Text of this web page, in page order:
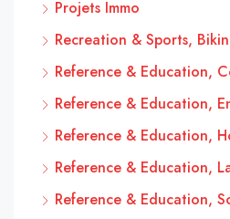
Projets Immo
Recreation & Sports,
Reference & Education,
Reference & Education,
Reference & Education,
Reference & Education,
Reference & Education,